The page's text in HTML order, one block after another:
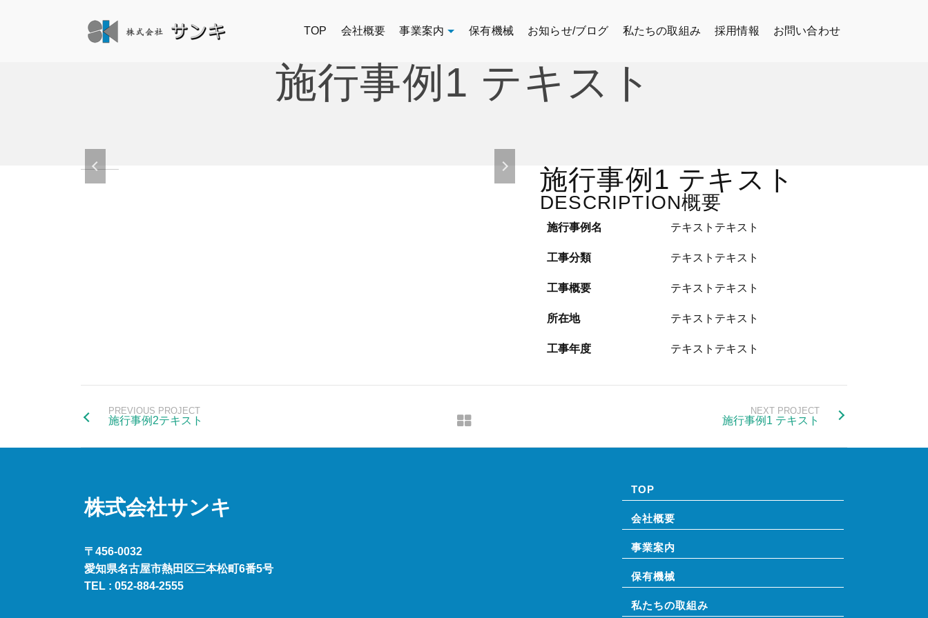
TOP 会社概要 事業案内 保有機械 お知らせ/ブログ 私たちの取組み 採用情報 お問い合わせ
施行事例1 テキスト
施行事例1 テキスト
DESCRIPTION概要
施行事例名 テキストテキスト
工事分類 テキストテキスト
工事概要 テキストテキスト
所在地 テキストテキスト
工事年度 テキストテキスト
PREVIOUS PROJECT
施行事例2テキスト
NEXT PROJECT
施行事例1 テキスト
株式会社サンキ
〒456-0032
愛知県名古屋市熱田区三本松町6番5号
TEL : 052-884-2555
TOP
会社概要
事業案内
保有機械
私たちの取組み